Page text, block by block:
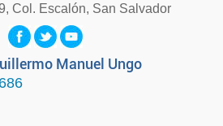
Col. Escalón, San Salvador
Manuel Ungo